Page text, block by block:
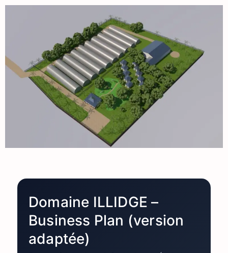
Domaine ILLIDGE –
Business Plan (version
adaptée)